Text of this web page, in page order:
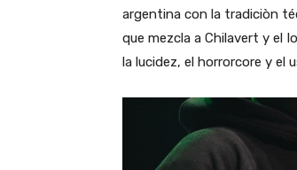
argentina con la tradiciòn
que mezcla a Chilavert y el
la lucidez, el horrorcore y el